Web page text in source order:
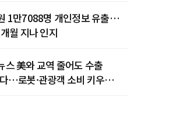
1만7088명 개인정보 유출…
월 지나 인지
스 美와 교역 줄어도 수출
…로봇·관광객 소비 키우는